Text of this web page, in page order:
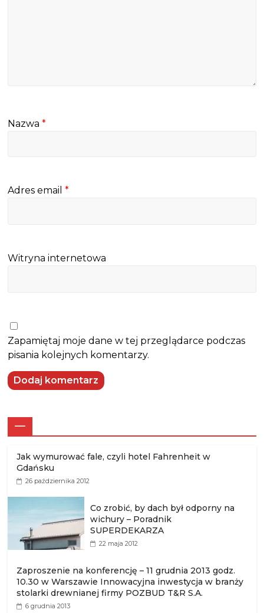
Nazwa*
Adres email*
Witryna internetowa
Zapamiętaj moje dane w tej przeglądarce podczas
pisania kolejnych komentarzy.
—
Jak wymurować fale, czyli hotel Fahrenheit w
Gdańsku
26 października 2012
Co zrobić, by dach był odporny na
wichury – Poradnik
SUPERDEKARZA
22 maja 2012
Zaproszenie na konferencję – 11 grudnia 2013 godz.
10.30 w Warszawie Innowacyjna inwestycja w branży
stolarki drewnianej firmy POZBUD T&R S.A.
6 grudnia 2013